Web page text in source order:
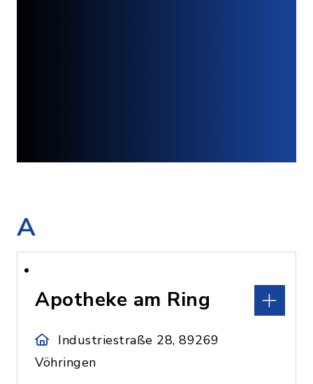
A
Apotheke am Ring
Industriestraße 28, 89269
Vöhringen